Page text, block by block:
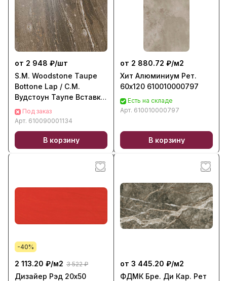
от 2 948 ₽/шт
S.M. Woodstone Taupe
Bottone Lap / С.М.
Вудстоун Таупе Вставка
Лаппато (7.3X7.3)
610090001134
Под заказ
Арт. 610090001134
В корзину
от 2 880.72 ₽/м2
Хит Алюминиум Рет.
60х120 610010000797
Есть на складе
Арт. 610010000797
В корзину
-40%
2 113.20 ₽/м2 3 522 ₽
Дизайер Рэд 20х50
от 3 445.20 ₽/м2
ФДМК Бре. Ди Кар. Рет